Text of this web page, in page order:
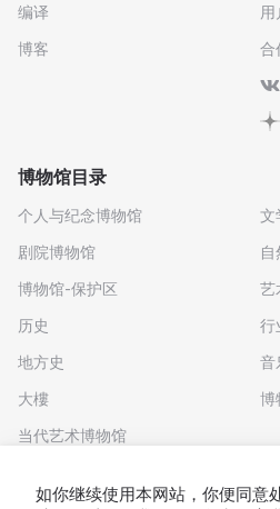
编译
博客
用
合
博物馆目录
个人与纪念博物馆
剧院博物馆
博物馆-保护区
历史
地方史
大樓
当代艺术博物馆
文
艺
行
音
博
如你继续使用本网站，你便同意